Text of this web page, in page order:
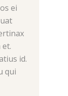
ei
id.
qui